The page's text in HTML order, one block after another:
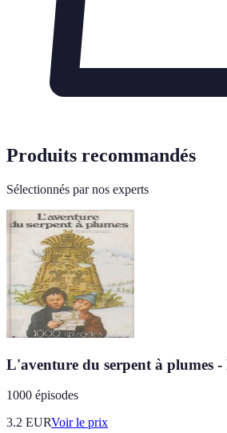
Produits recommandés
Sélectionnés par nos experts
L'aventure du serpent à plumes
1000 épisodes
3.2 EURVoir le prix